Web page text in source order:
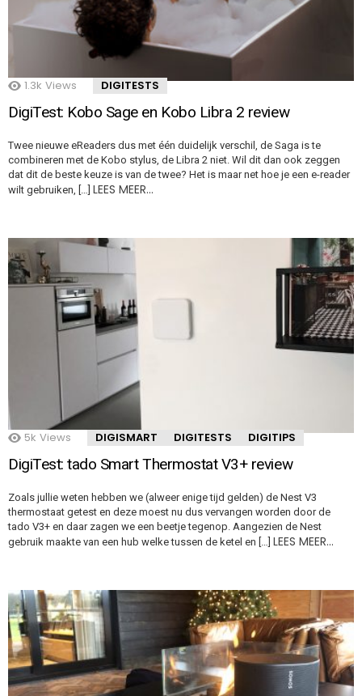
1.3k Views DIGITESTS
DigiTest: Kobo Sage en Kobo Libra 2 review
Twee nieuwe eReaders dus met één duidelijk verschil, de Saga is te
combineren met de Kobo stylus, de Libra 2 niet. Wil dit dan ook zeggen
dat dit de beste keuze is van de twee? Het is maar net hoe je een e-reader
wilt gebruiken, […] LEES MEER…
5k Views DIGISMART DIGITESTS DIGITIPS
DigiTest: tado Smart Thermostat V3+ review
Zoals jullie weten hebben we (alweer enige tijd gelden) de Nest V3
thermostaat getest en deze moest nu dus vervangen worden door de
tado V3+ en daar zagen we een beetje tegenop. Aangezien de Nest
gebruik maakte van een hub welke tussen de ketel en […] LEES MEER…